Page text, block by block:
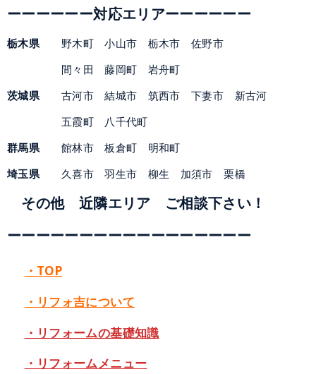
ーーーーーー対応エリアーーーーーー
栃木県野木町 小山市 栃木市 佐野市
間々田 藤岡町 岩舟町
茨城県古河市 結城市 筑西市 下妻市 新古河
五霞町 八千代町
群馬県館林市 板倉町 明和町
埼玉県久喜市 羽生市 柳生 加須市 栗橋
その他 近隣エリア ご相談下さい！
ーーーーーーーーーーーーーーーーー
・TOP
・リフォ吉について
・リフォームの基礎知識
・リフォームメニュー